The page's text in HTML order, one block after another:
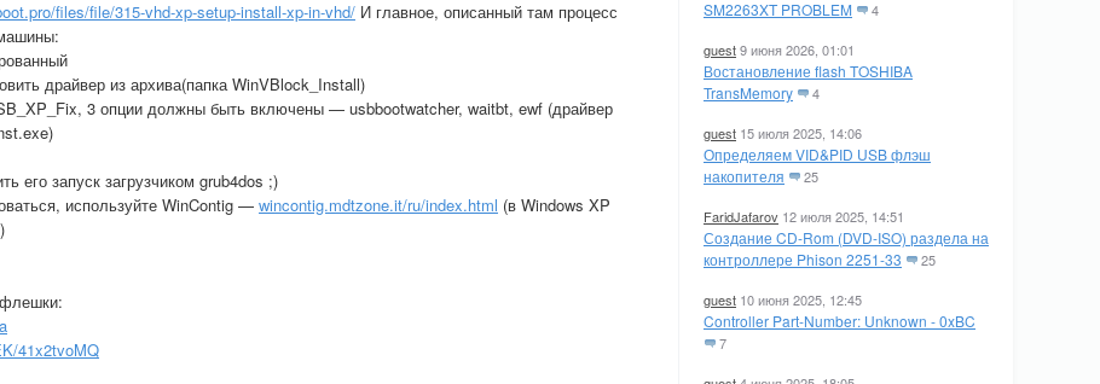
SM2263XT PROBLEM 4
guest9 июня 2026, 01:01
Востановление flash TOSHIBA
TransMemory
4
guest 15 июля 2025, 14:06
Определяем VID&PID USB флэш
накопителя
25
FaridJafarov 12 июля 2025, 14:51
Создание CD-Rom (DVD-ISO) раздела на
контроллере Phison 2251-33
25
guest 10 июня 2025, 12:45
Controller Part-Number: Unknown - 0xBC
7
files/file/315-vhd-xp-setup-install-xp-in-vhd/ И главное, описанный там процесс
драйвер из архива(папка WinVBlock_Install)
3 опции должны быть включены — usbbootwatcher, waitbt, ewf (драйвер
его запуск загрузчиком grub4dos ;)
используйте WinContig — wincontig.mdtzone.it/ru/index.html (в Windows XP
41x2tvoMQ